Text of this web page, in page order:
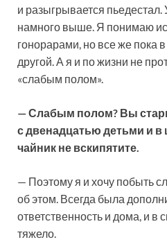
и разыгрывается
намного выше. Я понимаю
гонорарами, но все же пока
другой. А я и по жизни не
«слабым полом».
— Слабым полом? Вы
с двенадцатью детьми и в
чайник не вскипятите.
— Поэтому я и хочу побыть
об этом. Всегда была
ответственность и дома, и в
тяжело.